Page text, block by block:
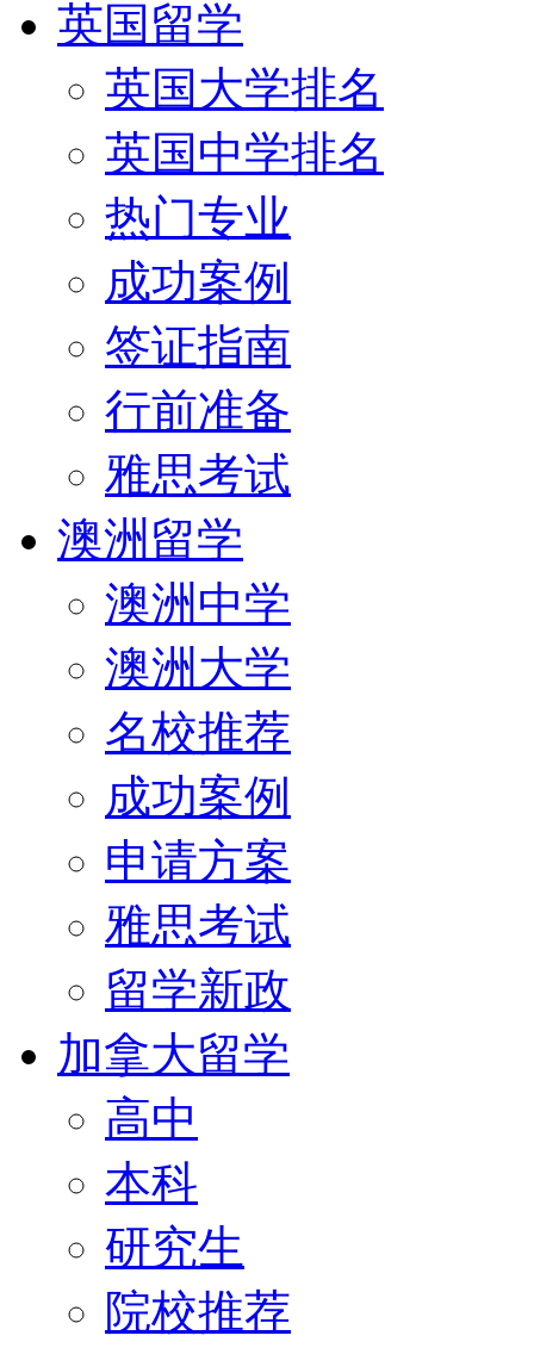
英国留学
英国大学排名
英国中学排名
热门专业
成功案例
签证指南
行前准备
雅思考试
澳洲留学
澳洲中学
澳洲大学
名校推荐
成功案例
申请方案
雅思考试
留学新政
加拿大留学
高中
本科
研究生
院校推荐